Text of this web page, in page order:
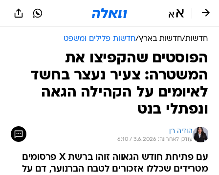
חדשות/חדשות בארץ/חדשות פלילים ומשפט
הפוסטים שהקפיצו את
המשטרה: צעיר נעצר בחשד
לאיומים על הקהילה הגאה
ונפתלי בנט
הודיה רן
עודכן לאחרונה: 3.6.2026 / 6:10
עם פתיחת חודש הגאווה זוהו ברשת X פרסומים
מטרידים שכללו אזכורים לטבח הברנוער, דם על